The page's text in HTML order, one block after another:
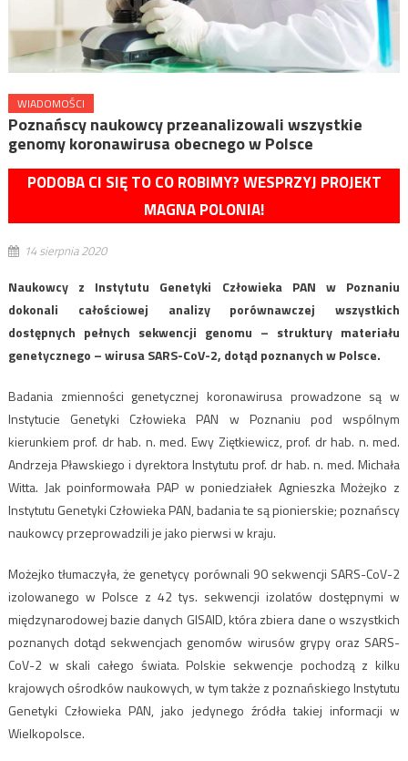
WIADOMOŚCI
Poznańscy naukowcy przeanalizowali wszystkie
genomy koronawirusa obecnego w Polsce
PODOBA CI SIĘ TO CO ROBIMY? WESPRZYJ PROJEKT
MAGNA POLONIA!
14 sierpnia 2020
Naukowcy z Instytutu Genetyki Człowieka PAN w Poznaniu
dokonali całościowej analizy porównawczej wszystkich
dostępnych pełnych sekwencji genomu – struktury materiału
genetycznego – wirusa SARS-CoV-2, dotąd poznanych w Polsce.
Badania zmienności genetycznej koronawirusa prowadzone są w
Instytucie Genetyki Człowieka PAN w Poznaniu pod wspólnym
kierunkiem prof. dr hab. n. med. Ewy Ziętkiewicz, prof. dr hab. n. med.
Andrzeja Pławskiego i dyrektora Instytutu prof. dr hab. n. med. Michała
Witta. Jak poinformowała PAP w poniedziałek Agnieszka Możejko z
Instytutu Genetyki Człowieka PAN, badania te są pionierskie; poznańscy
naukowcy przeprowadzili je jako pierwsi w kraju.
Możejko tłumaczyła, że genetycy porównali 90 sekwencji SARS-CoV-2
izolowanego w Polsce z 42 tys. sekwencji izolatów dostępnymi w
międzynarodowej bazie danych GISAID, która zbiera dane o wszystkich
poznanych dotąd sekwencjach genomów wirusów grypy oraz SARS-
CoV-2 w skali całego świata. Polskie sekwencje pochodzą z kilku
krajowych ośrodków naukowych, w tym także z poznańskiego Instytutu
Genetyki Człowieka PAN, jako jedynego źródła takiej informacji w
Wielkopolsce.